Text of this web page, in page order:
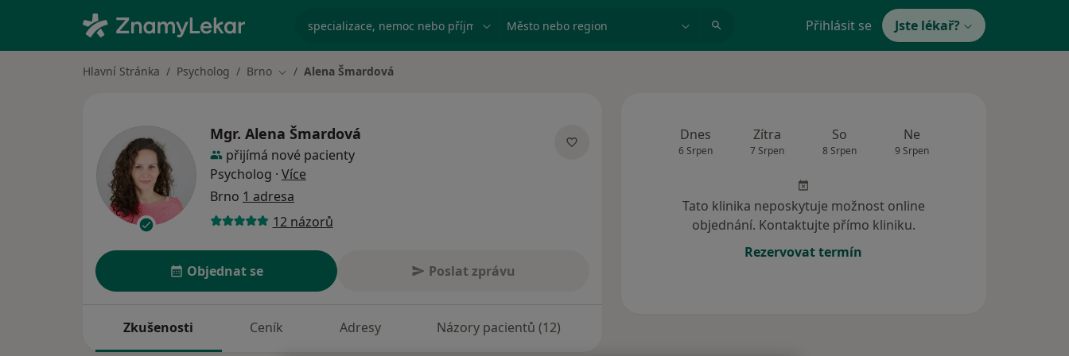
specializace, nemoc nebo příjmení Město nebo region Přihlásit se Jste lékař?
Hlavní Stránka Psycholog Brno Změna města
Alena Šmardová
Mgr. Alena Šmardová
přijímá nové pacienty
Psycholog · Více
Brno 1 adresa
12 názorů
Objednat se Poslat zprávu
Zkušenosti Ceník Adresy Názory pacientů (12)
Dnes
6 Srpen
Zítra
7 Srpen
So
8 Srpen
Ne
9 Srpen
Tato klinika neposkytuje možnost online
objednání. Kontaktujte přímo kliniku.
Rezervovat termín